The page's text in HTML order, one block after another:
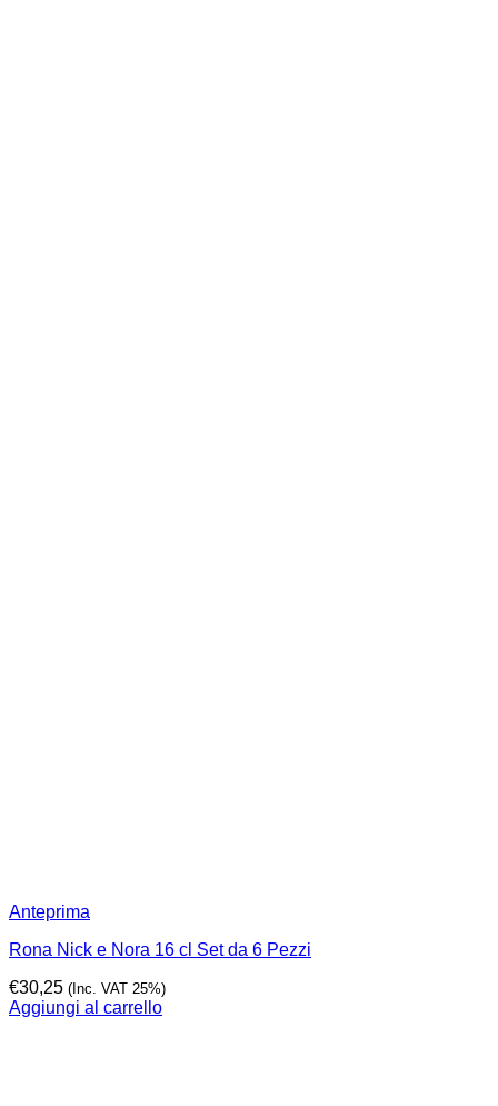
Anteprima
Rona Nick e Nora 16 cl Set da 6 Pezzi
€30,25 (Inc. VAT 25%)
Aggiungi al carrello